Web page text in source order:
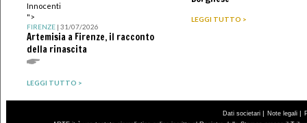
Innocenti
">
FIRENZE| 31/07/2026
Artemisia a Firenze, il racconto
della rinascita
LEGGI TUTTO >
LEGGI TUTTO >
Dati societari | Note legali |